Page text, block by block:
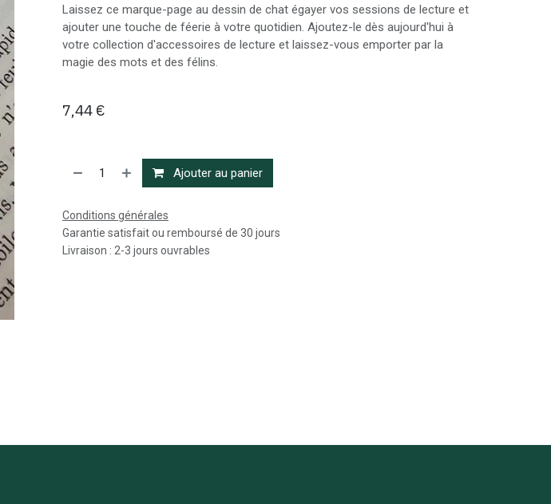
Laissez ce marque-page au dessin de chat égayer vos sessions de lecture et
ajouter une touche de féerie à votre quotidien. Ajoutez-le dès aujourd'hui à
votre collection d'accessoires de lecture et laissez-vous emporter par la
magie des mots et des félins.
7,44 €
Ajouter au panier
Conditions générales
Garantie satisfait ou remboursé de 30 jours
Livraison : 2-3 jours ouvrables